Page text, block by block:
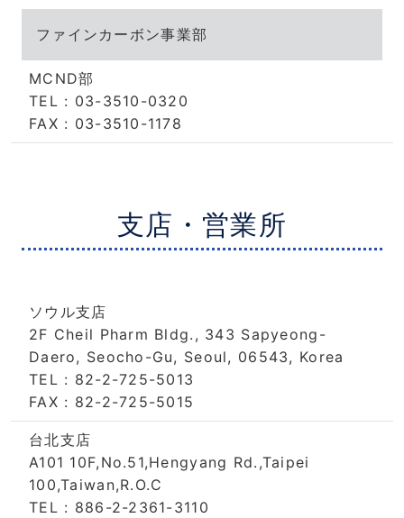
ファインカーボン事業部
MCND部
TEL : 03-3510-0320
FAX : 03-3510-1178
支店・営業所
ソウル支店
2F Cheil Pharm Bldg., 343 Sapyeong-
Daero, Seocho-Gu, Seoul, 06543, Korea
TEL : 82-2-725-5013
FAX : 82-2-725-5015
台北支店
A101 10F,No.51,Hengyang Rd.,Taipei
100,Taiwan,R.O.C
TEL : 886-2-2361-3110